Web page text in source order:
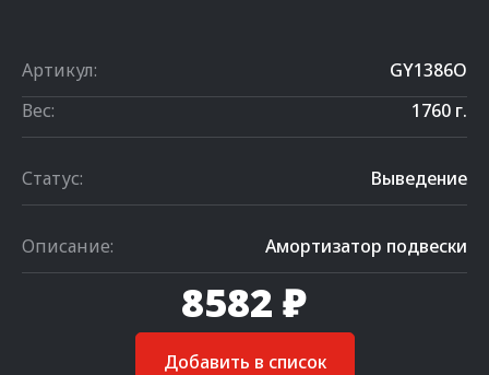
Артикул:
GY1386O
Вес:
1760 г.
Статус: Выведение
Описание: Амортизатор подвески
8582 ₽
Добавить в список